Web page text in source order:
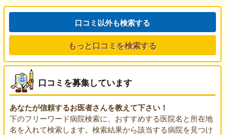
口コミ以外も検索する
もっと口コミを検索する
口コミを募集しています
あなたが信頼するお医者さんを教えて下さい！
下のフリーワード病院検索に、おすすめする医院名と所在地
名を入れて検索します。検索結果から該当する病院を見つけ